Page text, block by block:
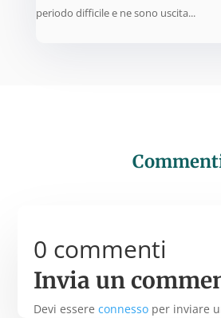
periodo difficile e ne sono uscita...
0 commenti
Invia un
Devi essereconnesso per inviare